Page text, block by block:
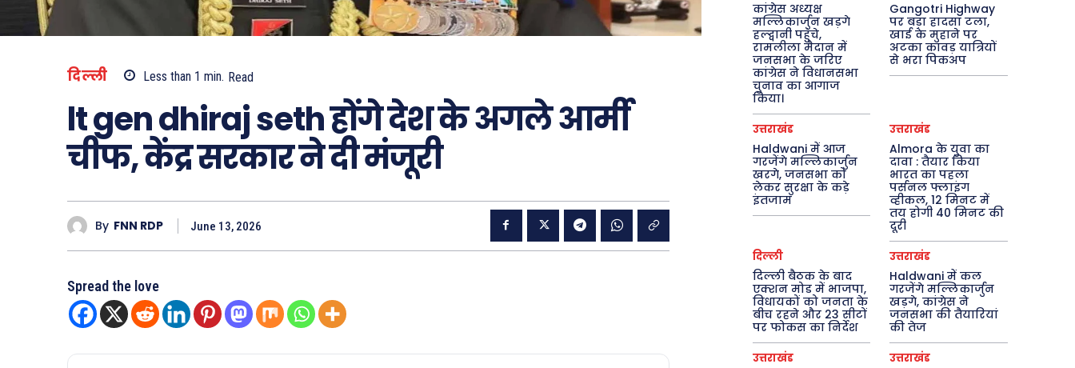
दिल्ली Less than 1 min. Read
lt gen dhiraj seth होंगे देश के अगले आर्मी
चीफ, केंद्र सरकार ने दी मंजूरी
By FNN RDP June 13, 2026
Spread the love
कांग्रेस अध्यक्ष
मल्लिकार्जुन खड़गे
हल्द्वानी पहुंचे,
रामलीला मैदान में
जनसभा के जरिए
कांग्रेस ने विधानसभा
चुनाव का आगाज
किया।
Gangotri Highway
पर बड़ा हादसा टला,
खाई के मुहाने पर
अटका कांवड़ यात्रियों
से भरा पिकअप
उत्तराखंड
Haldwani में आज
गरजेंगे मल्लिकार्जुन
खरगे, जनसभा को
लेकर सुरक्षा के कड़े
इंतजाम
उत्तराखंड
Almora के युवा का
दावा : तैयार किया
भारत का पहला
पर्सनल फ्लाइंग
व्हीकल, 12 मिनट में
तय होगी 40 मिनट की
दूरी
दिल्ली
दिल्ली बैठक के बाद
एक्शन मोड में भाजपा,
विधायकों को जनता के
बीच रहने और 23 सीटों
पर फोकस का निर्देश
उत्तराखंड
Haldwani में कल
गरजेंगे मल्लिकार्जुन
खड़गे, कांग्रेस ने
जनसभा की तैयारियां
की तेज
उत्तराखंड उत्तराखंड